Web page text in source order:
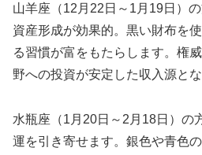
山羊座（12月22日～1月19日）
資産形成が効果的。黒い財布を
る習慣が富をもたらします。権
野への投資が安定した収入源とな
水瓶座（1月20日～2月18日）の
運を引き寄せます。銀色や青色